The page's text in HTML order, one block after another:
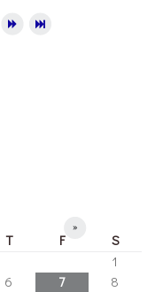
»
T F
S
1
6 7
8